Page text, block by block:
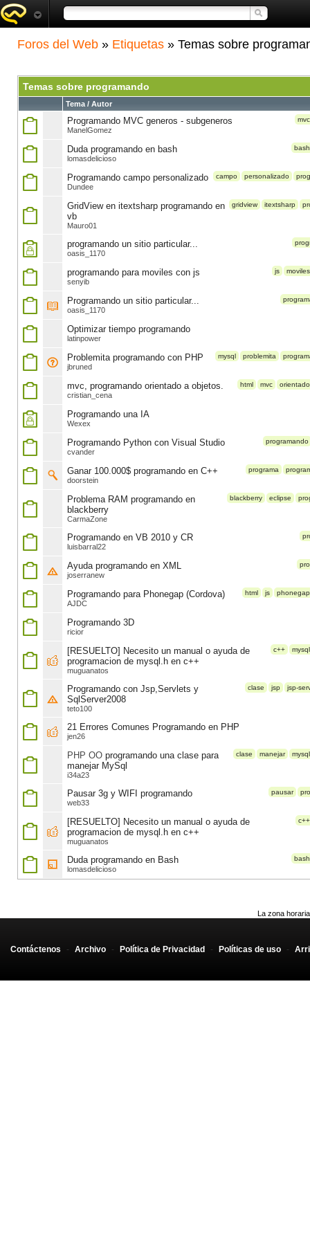
Foros del Web » Etiquetas » Temas sobre
Temas sobre programando
Tema / Autor
mvc
Programando MVC generos - subgeneros
ManelGomez
bash
Duda programando en bash
lomasdelicioso
campo personalizado
Programando campo personalizado
Dundee
gridview itextsharp
GridView en itextsharp programando en
vb
Mauro01
programando un sitio particular...
oasis_1170
js moviles
programando para moviles con js
senyib
Programando un sitio particular...
oasis_1170
Optimizar tiempo programando
latinpower
mysql problemita
Problemita programando con PHP
jbruned
html mvc orientado
mvc, programando orientado a objetos.
cristian_cena
Programando una IA
Wexex
programando
Programando Python con Visual Studio
cvander
programa
Ganar 100.000$ programando en C++
doorstein
blackberry eclipse
Problema RAM programando en
blackberry
CarmaZone
Programando en VB 2010 y CR
luisbarral22
Ayuda programando en XML
joserranew
html js phonegap
Programando para Phonegap (Cordova)
AJDC
Programando 3D
ricior
c++ mysql
[RESUELTO] Necesito un manual o ayuda de
programacion de mysql.h en c++
muguanatos
clase jsp jsp-
Programando con Jsp,Servlets y
SqlServer2008
teto100
21 Errores Comunes Programando en PHP
jen26
clase manejar mysql
PHP OO programando una clase para
manejar MySql
i34a23
pausar
Pausar 3g y WIFI programando
web33
c++
[RESUELTO] Necesito un manual o ayuda de
programacion de mysql.h en c++
muguanatos
bash
Duda programando en Bash
lomasdelicioso
La zona
Contáctenos - Archivo - Política de Privacidad - Políticas de uso -